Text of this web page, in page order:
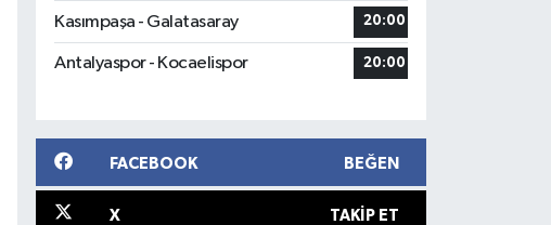
Kasımpaşa - Galatasaray 20:00
Antalyaspor - Kocaelispor 20:00
FACEBOOK BEĞEN
X TAKIP ET